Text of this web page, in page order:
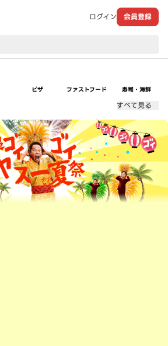
ログイン 会員登録
ピザ ファストフード 寿司・海鮮
すべて見る